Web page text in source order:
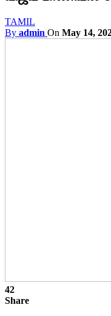
TAMIL
By admin On May 14,
42
Share